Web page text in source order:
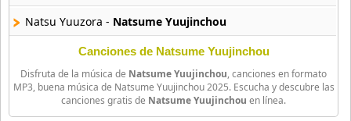
Amaenaideyo
26 músicas online
Amagami Ss
50 músicas online
Natsu Yuuzora - Natsume Yuujinchou
Canciones de Natsume Yuujinchou
Disfruta de la música de Natsume Yuujinchou, canciones en formato
MP3, buena música de Natsume Yuujinchou 2025. Escucha y descubre las
canciones gratis de Natsume Yuujinchou en línea.